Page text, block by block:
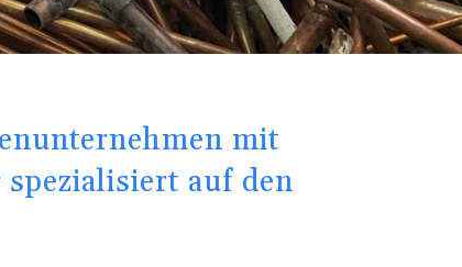
mit
auf den